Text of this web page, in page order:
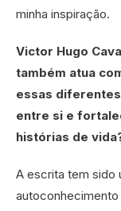
minha inspiração.
Victor Hugo
também atua
essas
entre si e
histórias de
A escrita tem sido
autoconhecimento